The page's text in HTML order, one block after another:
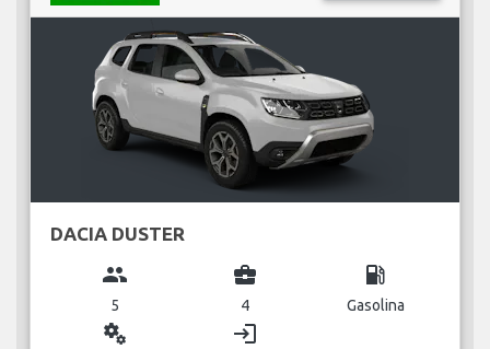
DACIA DUSTER
group
5
business_center
4
local_gas_station
Gasolina
miscellaneous_services login